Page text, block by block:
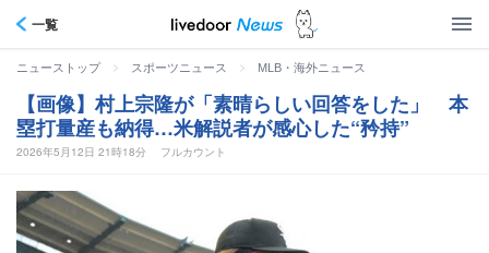
一覧
ニューストップ > スポーツニュース > MLB・海外ニュース
【画像】村上宗隆が「素晴らしい回答をした」 本
塁打量産も納得…米解説者が感心した“矜持”
2026年5月12日 21時18分 フルカウント